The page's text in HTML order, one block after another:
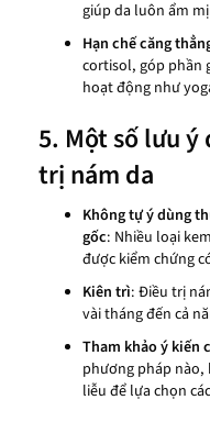
giúp da luôn ẩm
Hạn chế căng
cortisol, góp phần
hoạt động như
5. Một số lưu
trị nám da
Không tự ý dùng
gốc: Nhiều loại
được kiểm chứng
Kiên trì: Điều trị
vài tháng đến cả
Tham khảo ý kiến
phương pháp nào,
liễu để lựa chọn